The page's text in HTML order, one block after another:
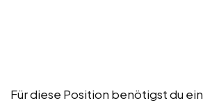
Für diese Position benötigst du ein